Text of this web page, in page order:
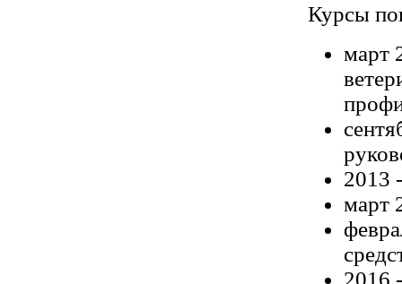
Курсы
март
2013
март
2016